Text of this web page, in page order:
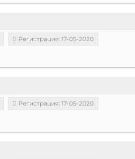
Регистрация: 17-05-2020
Регистрация: 17-05-2020